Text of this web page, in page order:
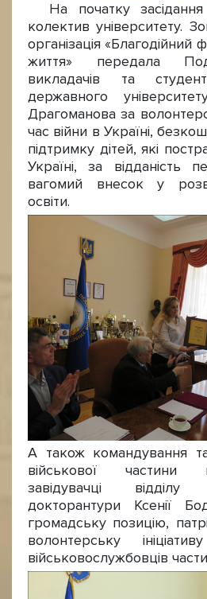
На початку засідання
колектив університету.
організація «Благодійний
життя» передала
викладачів та
державного
Драгоманова за
час війни в Україні,
підтримку дітей, які
Україні, за відданість
вагомий внесок у
освіти.
А також командування
військової частини
завідувачці
докторантури Ксенії
громадську позицію,
волонтерську
військовослужбовців